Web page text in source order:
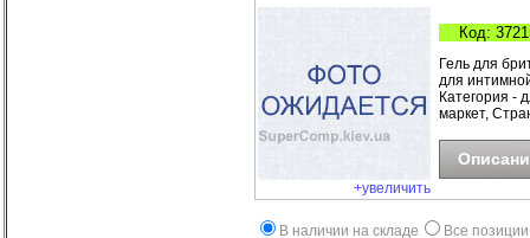
+увеличить
Код:
Гель для
для
Категория -
маркет,
В наличии на складе Все позиции